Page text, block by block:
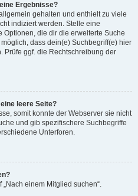
Ergebnisse?
gehalten und enthielt zu viele
indiziert werden. Stelle eine
die dir die erweiterte Suche
dass dein(e) Suchbegriff(e) hier
Prüfe ggf. die Rechtschreibung der
leere Seite?
somit konnte der Webserver sie nicht
und gib spezifischere Suchbegriffe
Unterforen.
einem Mitglied suchen“.